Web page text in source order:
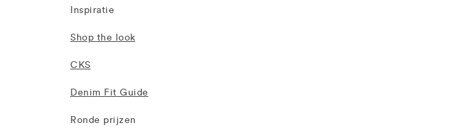
Inspiratie
Shop the look
CKS
Denim Fit Guide
Ronde prijzen